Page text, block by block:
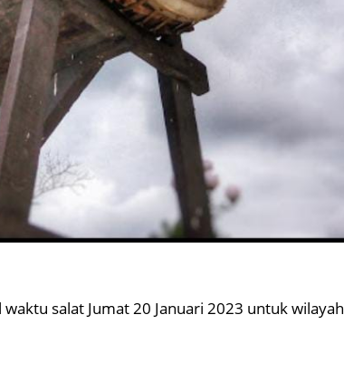
salat Jumat 20 Januari 2023 untuk wilayah